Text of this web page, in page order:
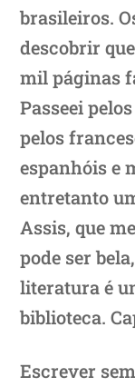
brasileiros.
descobrir
mil páginas
Passeei
pelos
espanhóis e
entretanto
Assis, que
pode ser
literatura é
biblioteca.
Escrever